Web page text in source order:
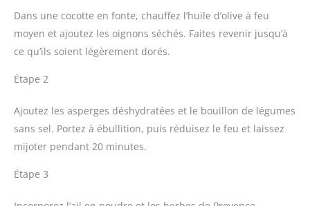
Dans une cocotte en fonte, chauffez l’huile d’olive à feu
moyen et ajoutez les oignons séchés. Faites revenir jusqu’à
ce qu’ils soient légèrement dorés.
Étape 2
Ajoutez les asperges déshydratées et le bouillon de légumes
sans sel. Portez à ébullition, puis réduisez le feu et laissez
mijoter pendant 20 minutes.
Étape 3